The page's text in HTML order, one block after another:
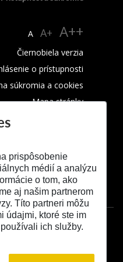
A A+ A++
Čiernobiela verzia
o prístupnosti
súkromia a cookies
Mapa stránky
prispôsobenie
médií a analýzu
o tom, ako
aj našim partnerom
Títo partneri môžu
údajmi, ktoré ste im
ich služby.